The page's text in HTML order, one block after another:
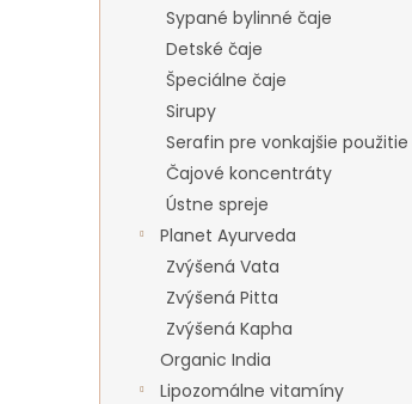
Sypané bylinné čaje
Detské čaje
Špeciálne čaje
Sirupy
Serafin pre vonkajšie použitie
Čajové koncentráty
Ústne spreje
Planet Ayurveda
Zvýšená Vata
Zvýšená Pitta
Zvýšená Kapha
Organic India
Lipozomálne vitamíny